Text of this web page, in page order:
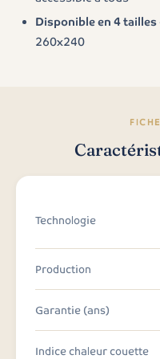
Disponible en 4 tailles
260x240
Technologie
Production
Garantie (ans)
Indice chaleur couette